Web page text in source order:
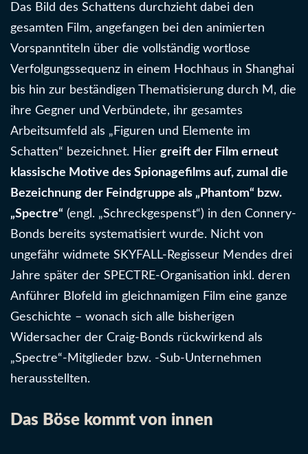
Das Bild des Schattens durchzieht dabei den
gesamten Film, angefangen bei den animierten
Vorspanntiteln über die vollständig wortlose
Verfolgungssequenz in einem Hochhaus in Shanghai
bis hin zur beständigen Thematisierung durch M, die
ihre Gegner und Verbündete, ihr gesamtes
Arbeitsumfeld als „Figuren und Elemente im
Schatten“ bezeichnet. Hier greift der Film erneut
klassische Motive des Spionagefilms auf, zumal die
Bezeichnung der Feindgruppe als „Phantom“ bzw.
„Spectre“ (engl. „Schreckgespenst“) in den Connery-
Bonds bereits systematisiert wurde. Nicht von
ungefähr widmete SKYFALL-Regisseur Mendes drei
Jahre später der SPECTRE-Organisation inkl. deren
Anführer Blofeld im gleichnamigen Film eine ganze
Geschichte – wonach sich alle bisherigen
Widersacher der Craig-Bonds rückwirkend als
„Spectre“-Mitglieder bzw. -Sub-Unternehmen
herausstellten.
Das Böse kommt von innen